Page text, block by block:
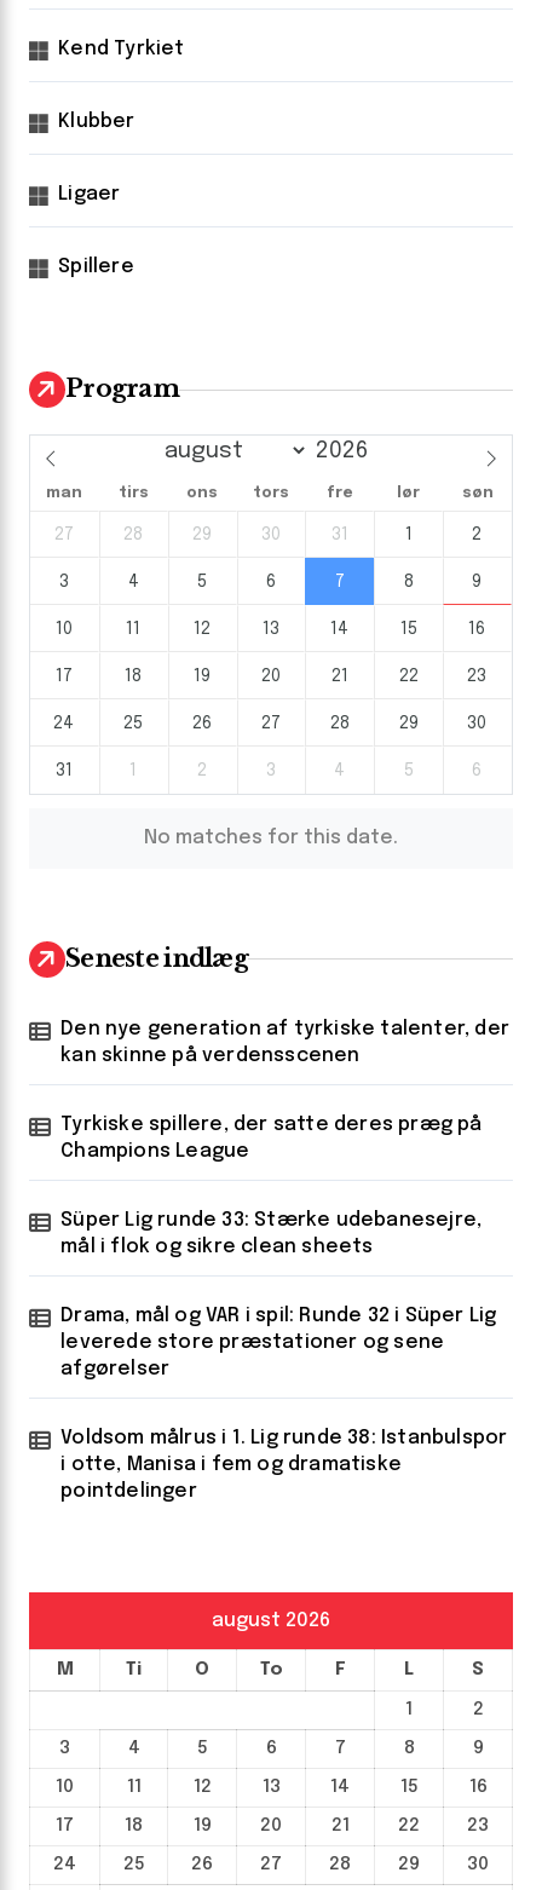
Kend Tyrkiet
Klubber
Ligaer
Spillere
Program
man tirs ons tors fre lør søn
27 28 29 30 31 2
3 4 5 6 7 8 9
10 12 13 14 15 16
17 18 19 20 21 22 23
24 25 26 27 28 29 30
31 2 3 4 5 6
No matches for this date.
Seneste indlæg
Den nye generation af tyrkiske talenter, der
kan skinne på verdensscenen
Tyrkiske spillere, der satte deres præg på
Champions League
Süper Lig runde 33: Stærke udebanesejre,
mål i flok og sikre clean sheets
Drama, mål og VAR i spil: Runde 32 i Süper Lig
leverede store præstationer og sene
afgørelser
Voldsom målrus i 1. Lig runde 38: Istanbulspor
i otte, Manisa i fem og dramatiske
pointdelinger
august 2026
M Ti O To F L S
1
2
3
4 5 6 7 8
9
10
11 12 13 14 15
16
17
18 19 20 21 22
23
24
25 26 27 28 29
30